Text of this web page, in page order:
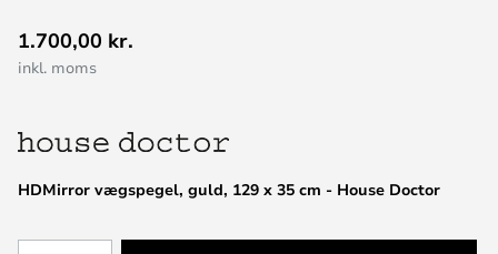
til
starten
billedgalleriet
HDMirror vægspegel, guld, 129 x 35 cm - House Doctor
1.700,00 kr.
inkl. moms